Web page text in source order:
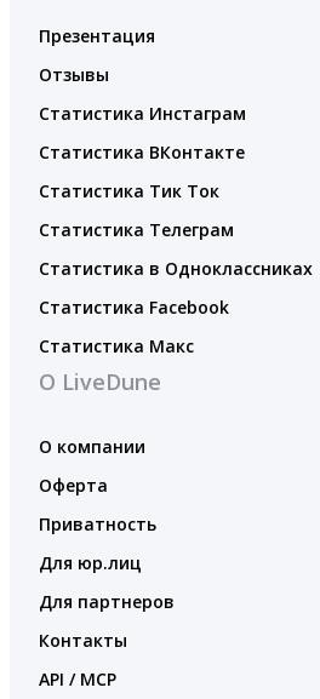
Презентация
Отзывы
Статистика Инстаграм
Статистика ВКонтакте
Статистика Тик Ток
Статистика Телеграм
Статистика в Одноклассниках
Статистика Facebook
Статистика Макс
О LiveDune
О компании
Оферта
Приватность
Для юр.лиц
Для партнеров
Контакты
API / MCP